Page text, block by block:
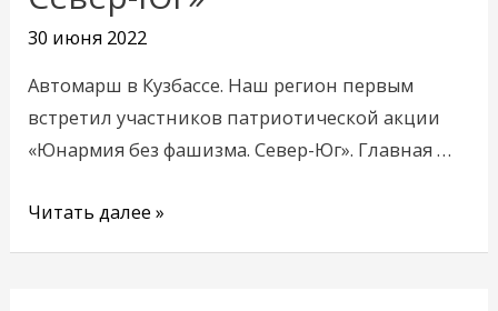
30 июня 2022
Автомарш в Кузбассе. Наш регион первым
встретил участников патриотической акции
«Юнармия без фашизма. Север-Юг». Главная …
«Юнармия
без
фашизма.
Юг»
Читать далее »